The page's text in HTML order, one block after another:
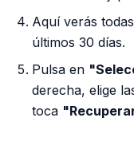
Aquí verás
últimos 30 días.
Pulsa en
derecha, elige
toca